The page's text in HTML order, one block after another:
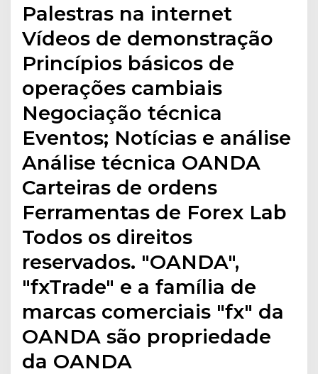
Palestras na internet
Vídeos de demonstração
Princípios básicos de
operações cambiais
Negociação técnica
Eventos; Notícias e análise
Análise técnica OANDA
Carteiras de ordens
Ferramentas de Forex Lab
Todos os direitos
reservados. "OANDA",
"fxTrade" e a família de
marcas comerciais "fx" da
OANDA são propriedade
da OANDA